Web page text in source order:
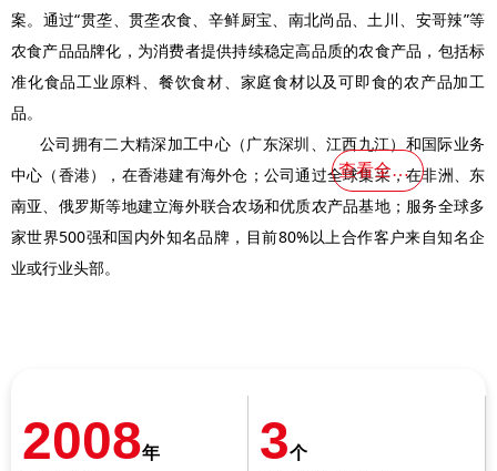
案。通过“贯垄、贯垄农食、辛鲜厨宝、南北尚品、土川、安哥辣”等
农食产品品牌化，为消费者提供持续稳定高品质的农食产品，包括标
准化食品工业原料、餐饮食材、家庭食材以及可即食的农产品加工
品。
公司拥有二大精深加工中心（广东深圳、江西九江）和国际业务
中心（香港），在香港建有海外仓；公司通过全球集采，在非洲、东
南亚、俄罗斯等地建立海外联合农场和优质农产品基地；服务全球多
家世界500强和国内外知名品牌，目前80%以上合作客户来自知名企
业或行业头部。
查看全部＞
2008年 3个